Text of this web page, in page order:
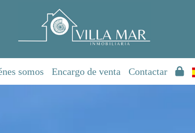
somos Encargo de venta Contactar